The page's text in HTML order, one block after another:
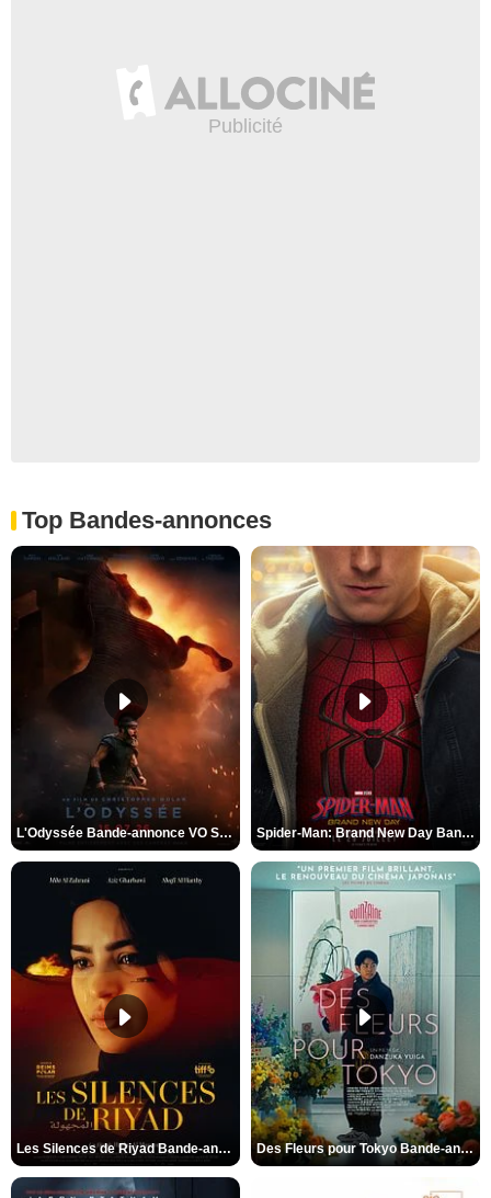
Top Bandes-annonces
L'Odyssée Bande-annonce VO STFR Spider-Man: Brand New Day Bande-annonce VO STFR
Les Silences de Riyad Bande-annonce VO STFR Des Fleurs pour Tokyo Bande-annonce VO STFR